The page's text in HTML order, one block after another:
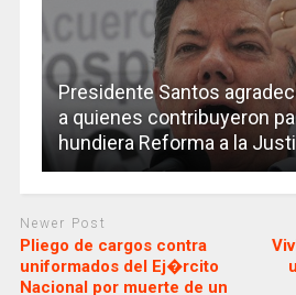
Presidente Santos
a quienes contribuyeron
hundiera Reforma a la
Newer Post
Pliego de cargos contra
uniformados del Ej�rcito
Nacional por muerte de un